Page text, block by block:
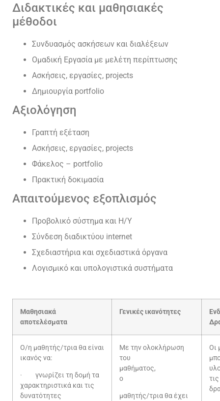
Διδακτικές και μαθησιακές
μέθοδοι
Συνδυασμός ασκήσεων και διαλέξεων
Ομαδική Εργασία με μελέτη περίπτωσης
Ασκήσεις, εργασίες, projects
Δημιουργία portfolio
Αξιολόγηση
Γραπτή εξέταση
Ασκήσεις, εργασίες, projects
Φάκελος – portfolio
Πρακτική δοκιμασία
Απαιτούμενος εξοπλισμός
Προβολικό σύστημα και Η/Υ
Σύνδεση διαδικτύου internet
Σχεδιαστήρια και σχεδιαστικά όργανα
Λογισμικό και υπολογιστικά συστήματα
Μαθησιακά
αποτελέσματα
Γενικές ικανότητες
Ο/η μαθητής/τρια θα είναι
ικανός να:
· γνωρίζει τη δομή τα
χαρακτηριστικά και τις
δυνατότητες
Με την ολοκλήρωση
του
μαθήματος,
ο
μαθητής/τρια θα έχει
Οι